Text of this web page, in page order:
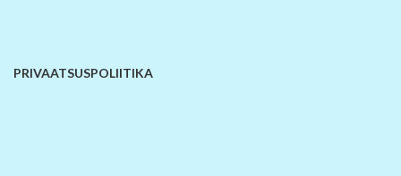
PRIVAATSUSPOLIITIKA